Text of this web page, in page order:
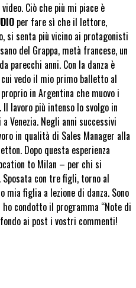
Ciò che più mi piace è
per fare sì che il lettore,
si senta più vicino ai protagonisti
del Grappa, metà francese, un
parecchi anni. Con la danza è
vedo il mio primo balletto al
in Argentina che muovo i
lavoro più intenso lo svolgo in
Venezia. Negli anni successivi
in qualità di Sales Manager alla
Dopo questa esperienza
to Milan – per chi si
con tre figli, torno al
mia figlia a lezione di danza. Sono
condotto il programma “Note di
fondo ai post i vostri commenti!